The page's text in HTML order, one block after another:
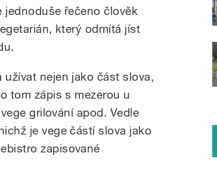
jednoduše řečeno člověk
který odmítá jíst
nejen jako část slova,
tom zápis s mezerou u
grilování apod. Vedle
je vege částí slova jako
zapisované